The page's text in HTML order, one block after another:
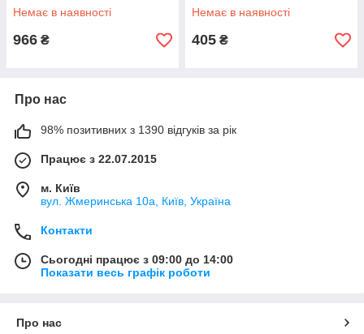
Немає в наявності
966 ₴
Немає в наявності
405 ₴
Про нас
98% позитивних з 1390 відгуків за рік
Працює з 22.07.2015
м. Київ
вул. Жмеринська 10а, Київ, Україна
Контакти
Сьогодні працює з 09:00 до 14:00
Показати весь графік роботи
Про нас